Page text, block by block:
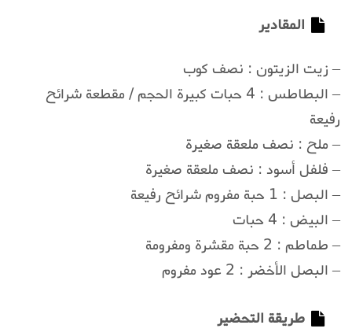
المقادير
– زيت الزيتون : نصف كوب
– البطاطس : 4 حبات كبيرة الحجم / مقطعة شرائح
رفيعة
– ملح : نصف ملعقة صغيرة
– فلفل أسود : نصف ملعقة صغيرة
– البصل : 1 حبة مفروم شرائح رفيعة
– البيض : 4 حبات
– طماطم : 2 حبة مقشرة ومفرومة
– البصل الأخضر : 2 عود مفروم
طريقة التحضير